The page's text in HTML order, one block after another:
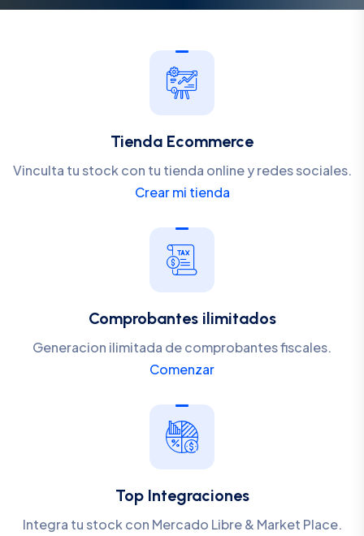
Tienda Ecommerce
Vinculta tu stock con tu tienda online y redes sociales.
Crear mi tienda
Comprobantes ilimitados
Generacion ilimitada de comprobantes fiscales.
Comenzar
Top Integraciones
Integra tu stock con Mercado Libre & Market Place.